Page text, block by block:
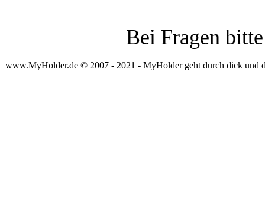
Bei Fragen
www.MyHolder.de © 2007 - 2021 - MyHolder geht durch dick und